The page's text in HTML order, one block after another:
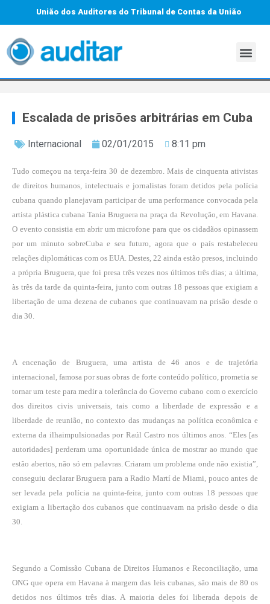
União dos Auditores do Tribunal de Contas da União
Escalada de prisões arbitrárias em Cuba
Internacional 02/01/2015 8:11 pm
Tudo começou na terça-feira 30 de dezembro. Mais de cinquenta ativistas
de direitos humanos, intelectuais e jornalistas foram detidos pela polícia
cubana quando planejavam participar de uma performance convocada pela
artista plástica cubana Tania Bruguera na praça da Revolução, em Havana.
O evento consistia em abrir um microfone para que os cidadãos opinassem
por um minuto sobreCuba e seu futuro, agora que o país restabeleceu
relações diplomáticas com os EUA. Destes, 22 ainda estão presos, incluindo
a própria Bruguera, que foi presa três vezes nos últimos três dias; a última,
às três da tarde da quinta-feira, junto com outras 18 pessoas que exigiam a
libertação de uma dezena de cubanos que continuavam na prisão desde o
dia 30.
A encenação de Bruguera, uma artista de 46 anos e de trajetória
internacional, famosa por suas obras de forte conteúdo político, prometia se
tornar um teste para medir a tolerância do Governo cubano com o exercício
dos direitos civis universais, tais como a liberdade de expressão e a
liberdade de reunião, no contexto das mudanças na política econômica e
externa da ilhaimpulsionadas por Raúl Castro nos últimos anos. “Eles [as
autoridades] perderam uma oportunidade única de mostrar ao mundo que
estão abertos, não só em palavras. Criaram um problema onde não existia”,
conseguiu declarar Bruguera para a Radio Martí de Miami, pouco antes de
ser levada pela polícia na quinta-feira, junto com outras 18 pessoas que
exigiam a libertação dos cubanos que continuavam na prisão desde o dia
30.
Segundo a Comissão Cubana de Direitos Humanos e Reconciliação, uma
ONG que opera em Havana à margem das leis cubanas, são mais de 80 os
detidos nos últimos três dias. A maioria deles foi liberada depois de